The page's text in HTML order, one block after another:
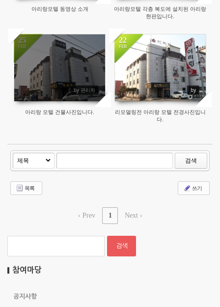
아리랑모텔 동영상 소개
아리랑모텔 각층 복도에 설치된 아리랑
현판입니다.
25
FEB
by 관리자
아리랑 모텔 건물사진입니다.
22
FEB
by
리모델링전 아리랑 모텔 전경사진입니
다.
검색
목록 쓰기
‹ Prev 1 Next ›
참여마당
공지사항